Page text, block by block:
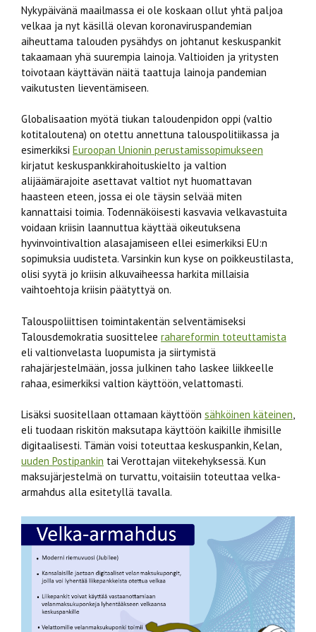
Nykypäivänä maailmassa ei ole koskaan ollut yhtä paljoa
velkaa ja nyt käsillä olevan koronaviruspandemian
aiheuttama talouden pysähdys on johtanut keskuspankit
takaamaan yhä suurempia lainoja. Valtioiden ja yritysten
toivotaan käyttävän näitä taattuja lainoja pandemian
vaikutusten lieventämiseen.
Globalisaation myötä tiukan taloudenpidon oppi (valtio
kotitaloutena) on otettu annettuna talouspolitiikassa ja
esimerkiksi Euroopan Unionin perustamissopimukseen
kirjatut keskuspankkirahoituskielto ja valtion
alijäämärajoite asettavat valtiot nyt huomattavan
haasteen eteen, jossa ei ole täysin selvää miten
kannattaisi toimia. Todennäköisesti kasvavia velkavastuita
voidaan kriisin laannuttua käyttää oikeutuksena
hyvinvointivaltion alasajamiseen ellei esimerkiksi EU:n
sopimuksia uudisteta. Varsinkin kun kyse on poikkeustilasta,
olisi syytä jo kriisin alkuvaiheessa harkita millaisia
vaihtoehtoja kriisin päätyttyä on.
Talouspoliittisen toimintakentän selventämiseksi
Talousdemokratia suosittelee rahareformin toteuttamista
eli valtionvelasta luopumista ja siirtymistä
rahajärjestelmään, jossa julkinen taho laskee liikkeelle
rahaa, esimerkiksi valtion käyttöön, velattomasti.
Lisäksi suositellaan ottamaan käyttöön sähköinen käteinen,
eli tuodaan riskitön maksutapa käyttöön kaikille ihmisille
digitaalisesti. Tämän voisi toteuttaa keskuspankin, Kelan,
uuden Postipankin tai Verottajan viitekehyksessä. Kun
maksujärjestelmä on turvattu, voitaisiin toteuttaa velka-
armahdus alla esitetyllä tavalla.